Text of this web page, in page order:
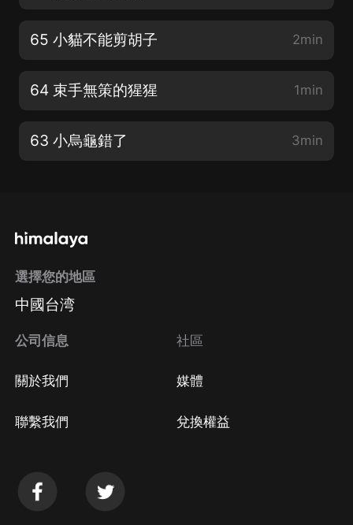
65 小貓不能剪胡子 2min
64 束手無策的猩猩 1min
63 小烏龜錯了 3min
選擇您的地區
中國台湾
公司信息
關於我們
聯繫我們
社區
媒體
兌換權益